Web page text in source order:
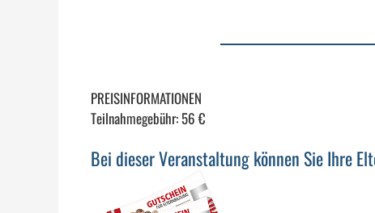
PREISINFORMATIONEN
Teilnahmegebühr: 56 €
Bei dieser Veranstaltung können Sie Ihre